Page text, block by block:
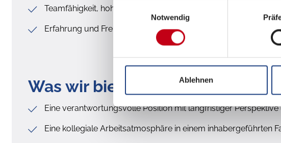
Einwilligungsauswahl
Notwendig
Ablehnen
Teamfähigkeit, hohe Leistungsbereitschaft und Zuverlässigkeit
Erfahrung und Freude am Umgang mit Menschen
Was wir bieten
Eine verantwortungsvolle Position mit langfristiger
Eine kollegiale Arbeitsatmosphäre in einem inhabergeführten